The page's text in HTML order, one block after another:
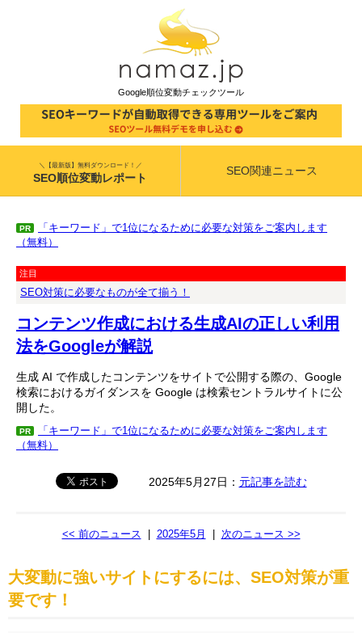
Google順位変動チェックツール
＼【最新版】無料ダウンロード！／
SEO順位変動レポート
SEO関連ニュース
PR
「キーワード」で1位になるために必要な対策をご案内します
（無料）
注目
SEO対策に必要なものが全て揃う！
コンテンツ作成における生成AIの正しい利用
法をGoogleが解説
生成 AI で作成したコンテンツをサイトで公開する際の、Google
検索におけるガイダンスを Google は検索セントラルサイトに公
開した。
PR
「キーワード」で1位になるために必要な対策をご案内します
（無料）
2025年5月27日： 元記事を読む
<< 前のニュース 2025年5月 次のニュース >>
大変動に強いサイトにするには、SEO対策が重
要です！